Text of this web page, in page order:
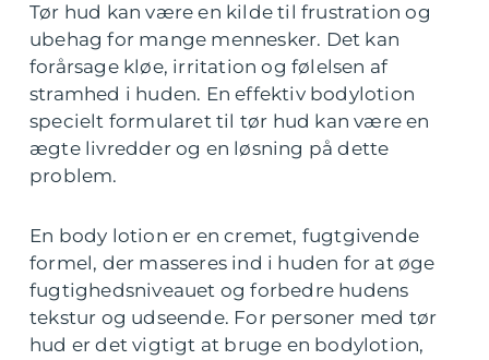
Tør hud kan være en kilde til frustration og
ubehag for mange mennesker. Det kan
forårsage kløe, irritation og følelsen af
stramhed i huden. En effektiv bodylotion
specielt formularet til tør hud kan være en
ægte livredder og en løsning på dette
problem.
En body lotion er en cremet, fugtgivende
formel, der masseres ind i huden for at øge
fugtighedsniveauet og forbedre hudens
tekstur og udseende. For personer med tør
hud er det vigtigt at bruge en bodylotion,